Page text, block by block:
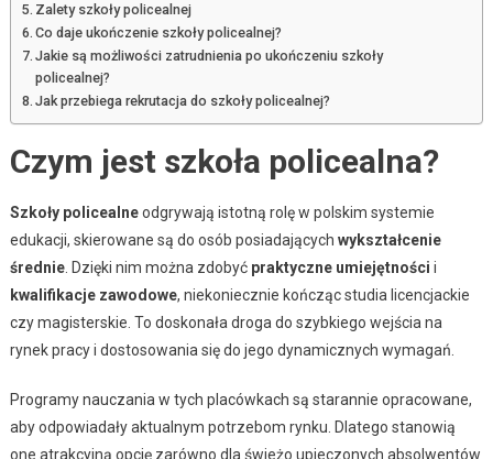
Zalety szkoły policealnej
Co daje ukończenie szkoły policealnej?
Jakie są możliwości zatrudnienia po ukończeniu szkoły
policealnej?
Jak przebiega rekrutacja do szkoły policealnej?
Czym jest szkoła policealna?
Szkoły policealneodgrywają istotną rolę w polskim systemie
edukacji, skierowane są do osób posiadających wykształcenie
średnie. Dzięki nim można zdobyć praktyczne umiejętności i
kwalifikacje zawodowe, niekoniecznie kończąc studia licencjackie
czy magisterskie. To doskonała droga do szybkiego wejścia na
rynek pracy i dostosowania się do jego dynamicznych wymagań.
Programy nauczania w tych placówkach są starannie opracowane,
aby odpowiadały aktualnym potrzebom rynku. Dlatego stanowią
one atrakcyjną opcję zarówno dla świeżo upieczonych absolwentów